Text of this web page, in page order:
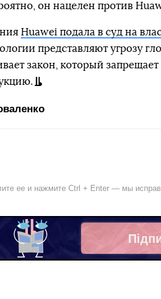
он нацелен против
Huawei подала в суд на
представляют угрозу
закон, который
ее и нажмите Ctrl + Enter — мы